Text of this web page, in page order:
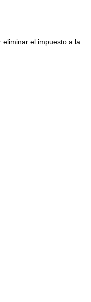
eliminar el impuesto a la